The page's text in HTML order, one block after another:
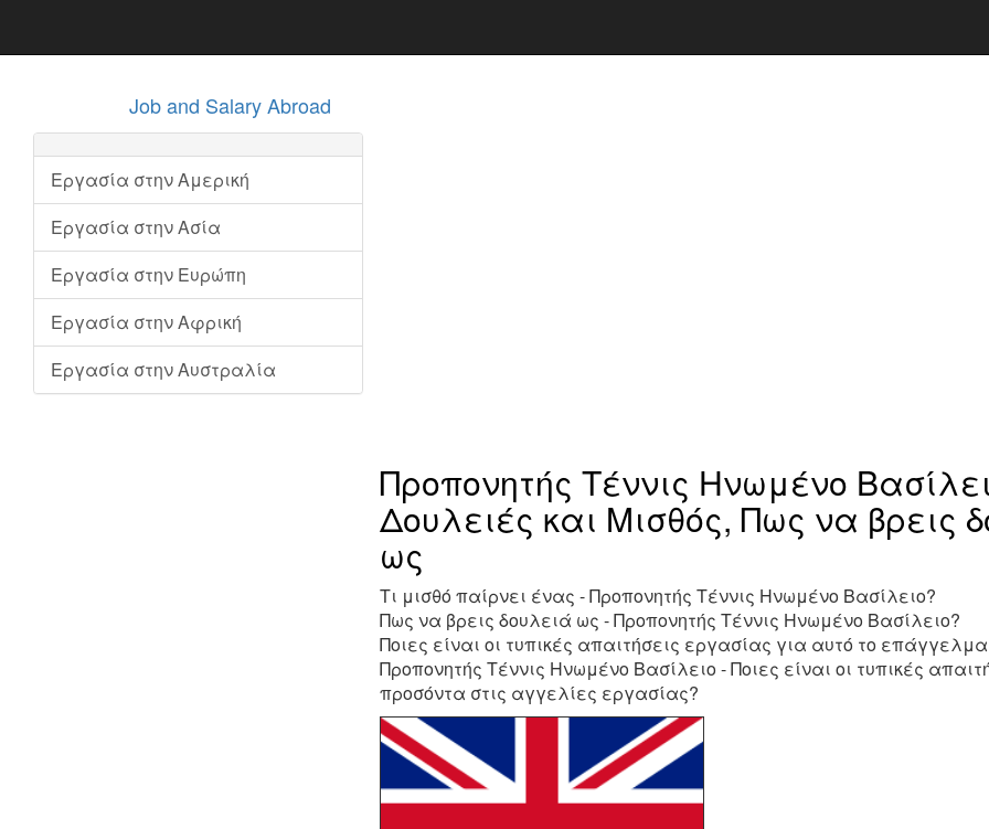
Job and Salary Abroad
Εργασία στην Αμερική
Εργασία στην Ασία
Εργασία στην Ευρώπη
Εργασία στην Αφρική
Εργασία στην Αυστραλία
Προπονητής Τέννις Ηνωμένο
Δουλειές και Μισθός, Πως να βρεις
ως
Τι μισθό παίρνει ένας - Προπονητής Τέννις Ηνωμένο Βασίλειο?
Πως να βρεις δουλειά ως - Προπονητής Τέννις Ηνωμένο Βασίλειο?
Ποιες είναι οι τυπικές απαιτήσεις εργασίας για αυτό το
Προπονητής Τέννις Ηνωμένο Βασίλειο - Ποιες είναι οι τυπικές
προσόντα στις αγγελίες εργασίας?